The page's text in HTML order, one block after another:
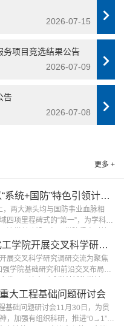
2026-07-15
务项目竞选结果公告
2026-07-09
告
2026-07-08
更多 +
系统+国防”特色引领计算
究实践
两大源头均与国防事业血脉相
四项里程碑式的“第一”，为学科发
瞻把握计算机科学前沿，构建了融
用与系统平台的智能计算系统，
色，为人工智能发展提供核心支
关键核心技术“卡脖子”...
学院开展交叉科学研究
展交叉科学研究调研交流为聚焦
学院基础研究和前沿交叉布局，
化学与化工学院联合开展以“聚
。化学与化工学院党委书记张啸
威等一行8人参加调研交流。计算
交叉研究中心主任彭佳杰和...
大工程基础问题研讨会
基础问题研讨会11月30日，为贯
，加强有组织科研，推进“0→1”和